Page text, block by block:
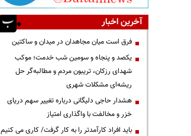
آخرین اخبار
فرق است میان مجاهدان در میدان و ساکتین
یکصد و پنجاه و سومین شب خدمت؛ موکب
شهدای رزکان، تریبون مردم و مطالبه‌گر حل
ریشه‌ای مشکلات شهری
هشدار حاجی دلیگانی درباره تغییر سهم دریای
خزر و مخالفت با واگذاری امتیاز
باید افراد کارآمدتر را به کار گرفت/ کاری می کنیم